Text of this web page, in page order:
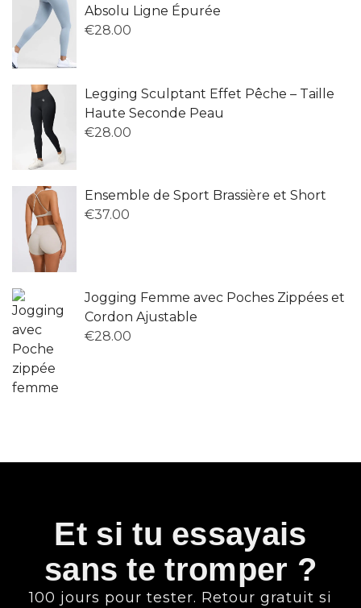
Absolu Ligne Épurée
€28.00
Legging Sculptant Effet Pêche – Taille
Haute Seconde Peau
€28.00
Ensemble de Sport Brassière et Short
€37.00
Jogging Femme avec Poches Zippées et
Cordon Ajustable
€28.00
Et si tu essayais
sans te tromper ?
100 jours pour tester. Retour gratuit si